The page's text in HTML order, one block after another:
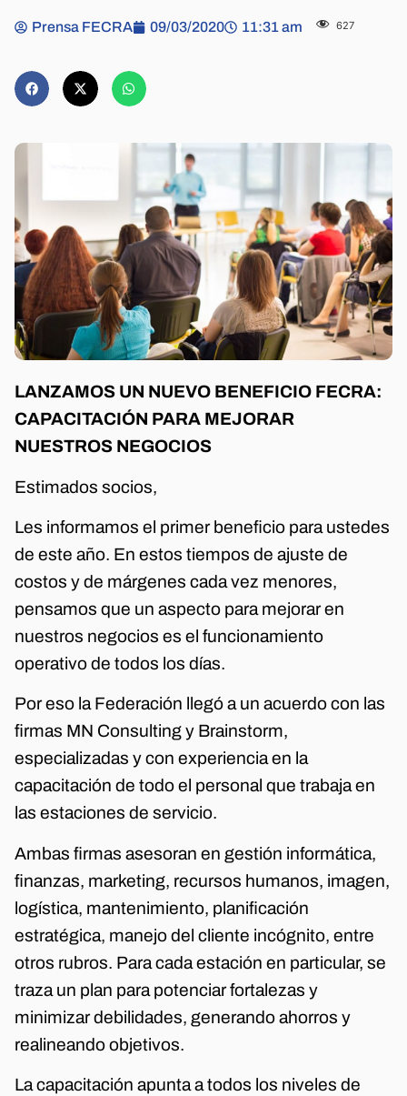
Prensa FECRA 09/03/2020 11:31 am 627
LANZAMOS UN NUEVO BENEFICIO FECRA:
CAPACITACIÓN PARA MEJORAR
NUESTROS NEGOCIOS
Estimados socios,
Les informamos el primer beneficio para ustedes
de este año. En estos tiempos de ajuste de
costos y de márgenes cada vez menores,
pensamos que un aspecto para mejorar en
nuestros negocios es el funcionamiento
operativo de todos los días.
Por eso la Federación llegó a un acuerdo con las
firmas MN Consulting y Brainstorm,
especializadas y con experiencia en la
capacitación de todo el personal que trabaja en
las estaciones de servicio.
Ambas firmas asesoran en gestión informática,
finanzas, marketing, recursos humanos, imagen,
logística, mantenimiento, planificación
estratégica, manejo del cliente incógnito, entre
otros rubros. Para cada estación en particular, se
traza un plan para potenciar fortalezas y
minimizar debilidades, generando ahorros y
realineando objetivos.
La capacitación apunta a todos los niveles de